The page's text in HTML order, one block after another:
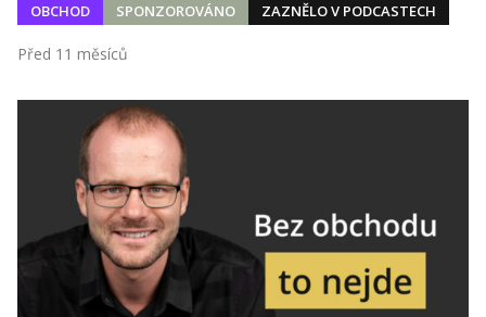
OBCHOD SPONZOROVÁNO ZAZNĚLO V PODCASTECH
Před 11 měsíců